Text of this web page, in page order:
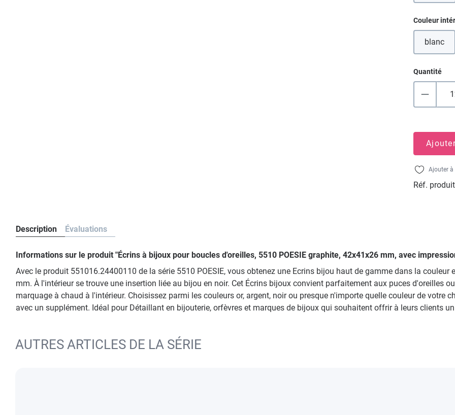
Couleur
blanc
(Cette
Quantité
Ajouter à
Réf.
Description Évaluations
Informations sur le produit "Écrins à bijoux pour boucles d'oreilles, 5510 POESIE graphite, 42x41x26 mm, avec
Avec le produit 551016.24400110 de la série 5510 POESIE, vous obtenez une Ecrins bijou haut de gamme dans la
mm. À l'intérieur se trouve une insertion liée au bijou en noir. Cet Écrins bijoux convient parfaitement aux puces d'oreilles
marquage à chaud à l'intérieur. Choisissez parmi les couleurs or, argent, noir ou presque n'importe quelle couleur de votre
avec un supplément. Idéal pour Détaillant en bijouterie, orfèvres et marques de bijoux qui souhaitent offrir à leurs clients
AUTRES ARTICLES DE LA SÉRIE